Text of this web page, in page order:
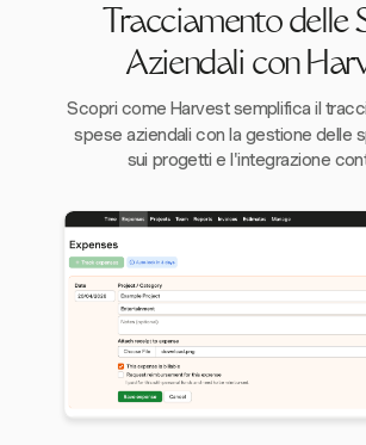
Tracciamento delle
Aziendali con
Scopri come Harvest semplifica il
spese aziendali con la gestione delle
sui progetti e l'integrazione